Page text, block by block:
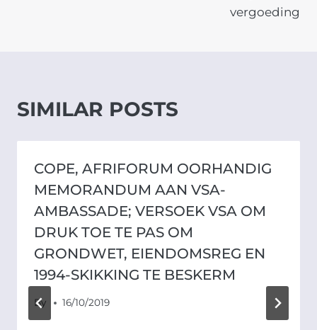
vergoeding
SIMILAR POSTS
COPE, AFRIFORUM OORHANDIG
MEMORANDUM AAN VSA-
AMBASSADE; VERSOEK VSA OM
DRUK TOE TE PAS OM
GRONDWET, EIENDOMSREG EN
1994-SKIKKING TE BESKERM
By 16/10/2019